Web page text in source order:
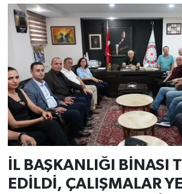
İL BAŞKANLIĞI BİNASI
EDİLDİ, ÇALIŞMALAR